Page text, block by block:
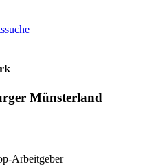
Münsterland
Arbeitgeber